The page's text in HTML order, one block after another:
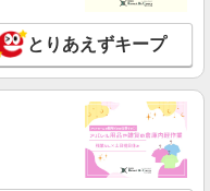
とりあえずキープ